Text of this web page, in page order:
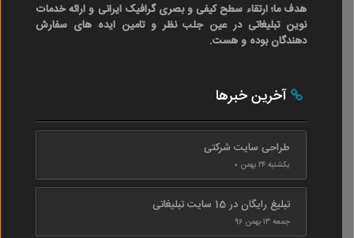
هدف ما؛ ارتقاء سطح کیفی و بصری گرافیک ایرانی و ارائه خدمات
نوین تبلیغاتی در عین جلب نظر و تامین ایده های سفارش
دهندگان بوده و هست.
آخرین خبرها
طراحی سایت شرکتی
یکشنبه ۲۴ بهمن ۰
تبلیغ رایگان در 15 سایت تبلیغاتی
جمعه ۱۳ بهمن ۹۶